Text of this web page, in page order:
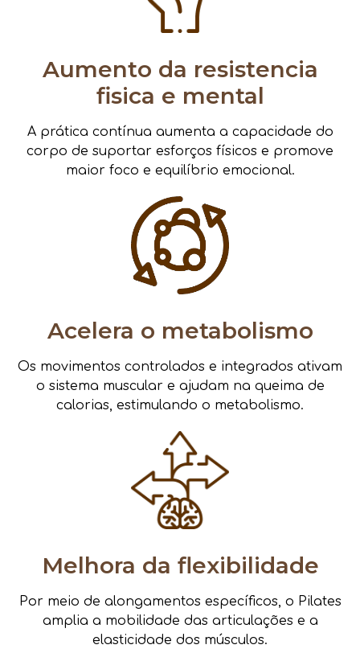
Aumento da resistencia
fisica e mental
A prática contínua aumenta a capacidade do
corpo de suportar esforços físicos e promove
maior foco e equilíbrio emocional.
Acelera o metabolismo
Os movimentos controlados e integrados ativam
o sistema muscular e ajudam na queima de
calorias, estimulando o metabolismo.
Melhora da flexibilidade
Por meio de alongamentos específicos, o Pilates
amplia a mobilidade das articulações e a
elasticidade dos músculos.